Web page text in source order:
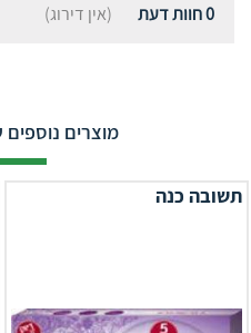
0חוות דעת (אין דירוג)
מוצרים נוספים
תשובה כנה